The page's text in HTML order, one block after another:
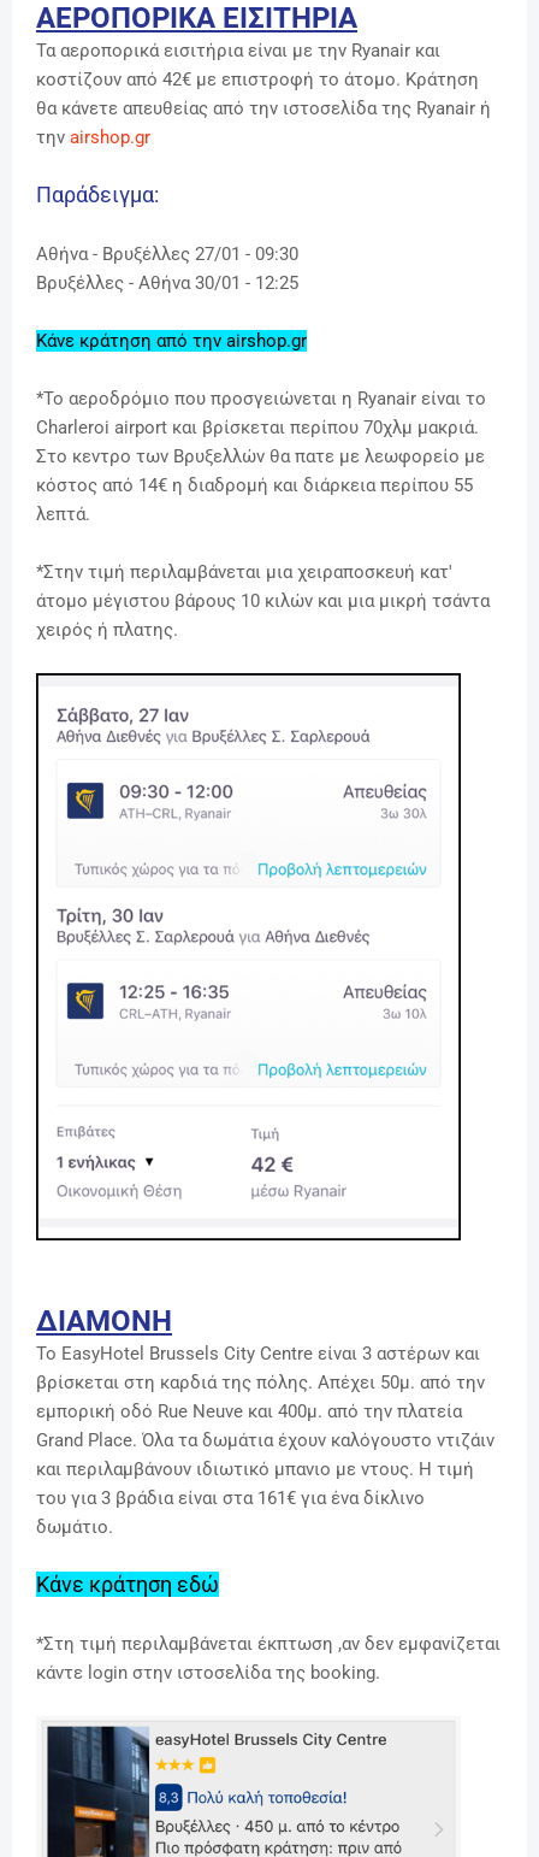
ΑΕΡΟΠΟΡΙΚΑ ΕΙΣΙΤΗΡΙΑ
Τα αεροπορικά εισιτήρια είναι με την Ryanair και
κοστίζουν από 42€ με επιστροφή το άτομο. Κράτηση
θα κάνετε απευθείας από την ιστοσελίδα της Ryanair ή
την airshop.gr
Παράδειγμα:
Αθήνα - Βρυξέλλες 27/01 - 09:30
Βρυξέλλες - Αθήνα 30/01 - 12:25
Κάνε κράτηση από την airshop.gr
*Το αεροδρόμιο που προσγειώνεται η Ryanair είναι το
Charleroi airport και βρίσκεται περίπου 70χλμ μακριά.
Στο κεντρο των Βρυξελλών θα πατε με λεωφορείο με
κόστος από 14€ η διαδρομή και διάρκεια περίπου 55
λεπτά.
*Στην τιμή περιλαμβάνεται μια χειραποσκευή κατ'
άτομο μέγιστου βάρους 10 κιλών και μια μικρή τσάντα
χειρός ή πλατης.
ΔΙΑΜΟΝΗ
Το EasyHotel Brussels City Centre είναι 3 αστέρων και
βρίσκεται στη καρδιά της πόλης. Απέχει 50μ. από την
εμπορική οδό Rue Neuve και 400μ. από την πλατεία
Grand Place. Όλα τα δωμάτια έχουν καλόγουστο ντιζάιν
και περιλαμβάνουν ιδιωτικό μπανιο με ντους. Η τιμή
του για 3 βράδια είναι στα 161€ για ένα δίκλινο
δωμάτιο.
Κάνε κράτηση εδώ
*Στη τιμή περιλαμβάνεται έκπτωση ,αν δεν εμφανίζεται
κάντε login στην ιστοσελίδα της booking.